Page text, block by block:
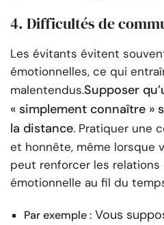
4. Difficultés de
Les évitants évitent
émotionnelles, ce qui
malentendus.Supposer
« simplement connaître »
la distance. Pratiquer une
et honnête, même lorsque
peut renforcer les
émotionnelle au fil du
Par exemple : Vous